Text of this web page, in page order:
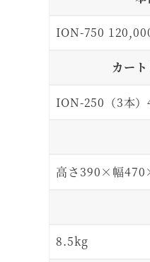
ION-750
カー
ION-250（3本）
高さ390×幅
8.5kg